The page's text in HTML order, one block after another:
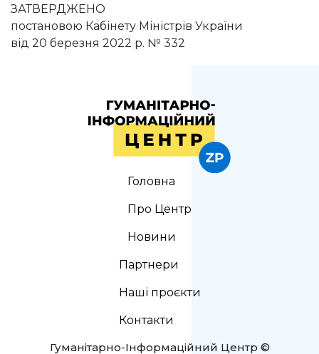
ЗАТВЕРДЖЕНО
постановою Кабінету Міністрів України
від 20 березня 2022 р. № 332
Головна
Про Центр
Новини
Партнери
Наші проєкти
Контакти
Гуманітарно-Інформаційний Центр ©